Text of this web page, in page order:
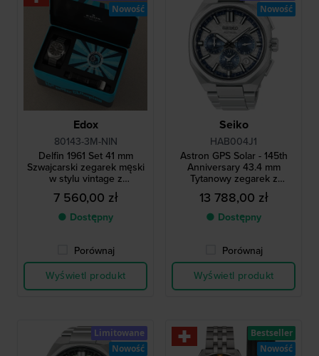
Edox
80143-3M-NIN
Delfin 1961 Set 41 mm
Szwajcarski zegarek męski
w stylu vintage z
limitowanej edycji, z
dodatkowym skórzanym
paskiem
7 560,00 zł
● Dostępny
Porównaj
Wyświetl produkt
Nowość
Seiko
HAB004J1
Astron GPS Solar - 145th
Anniversary 43.4 mm
Tytanowy zegarek z
napędem słonecznym,
funkcją podwójnego czasu i
GPS, z dodatkowym
paskiem gumowym,
edycji
13 788,00 zł
● Dostępny
Porównaj
Wyświetl produkt
Nowość
Limitowane
Nowość
Bestseller
Nowość